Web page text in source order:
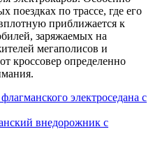
поездках по трассе, где его
приближается к
заряжаемых на
мегаполисов и
кроссовер определенно
электроседана с
внедорожник с